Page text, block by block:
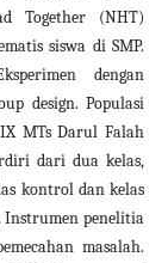
Together (NHT)
siswa di SMP.
dengan
design. Populasi
MTs Darul Falah
dari dua kelas,
kontrol dan kelas
Instrumen penelitia
masalah.